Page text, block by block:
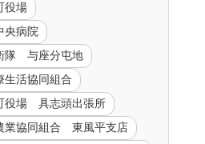
役場
央病院
隊 与座分屯地
生活協同組合
役場 具志頭出張所
業協同組合 東風平支店